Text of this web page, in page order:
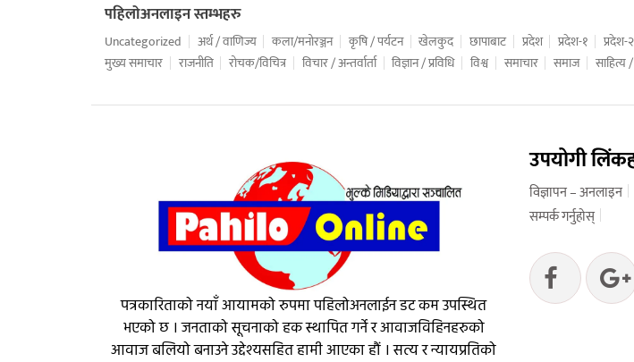
पहिलोअनलाइन स्तम्भहरु
Uncategorized अर्थ / वाणिज्य कला/मनोरञ्जन कृषि / पर्यटन खेलकुद छापाबाट प्रदेश प्रदेश-१ प्रदेश-२
मुख्य समाचार
राजनीति रोचक/विचित्र विचार / अन्तर्वार्ता विज्ञान / प्रविधि विश्व समाचार समाज
पत्रकारिताको नयाँ आयामको रुपमा पहिलोअनलाईन डट कम उपस्थित
भएको छ । जनताको सूचनाको हक स्थापित गर्ने र आवाजविहिनहरुको
आवाज बलियो बनाउने उद्देश्यसहित हामी आएका हौं । सत्य र न्यायप्रतिको
उपयोगी
विज्ञापन – अनलाइन
सम्पर्क गर्नुहोस्